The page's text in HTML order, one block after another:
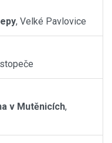
, Velké Pavlovice
v Mutěnicích,